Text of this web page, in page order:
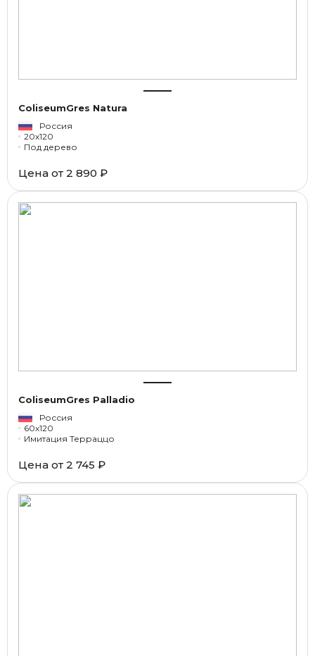
ColiseumGres Natura
Россия
20x120
Под дерево
Цена от 2 890 ₽
ColiseumGres Palladio
Россия
60x120
Имитация Терраццо
Цена от 2 745 ₽